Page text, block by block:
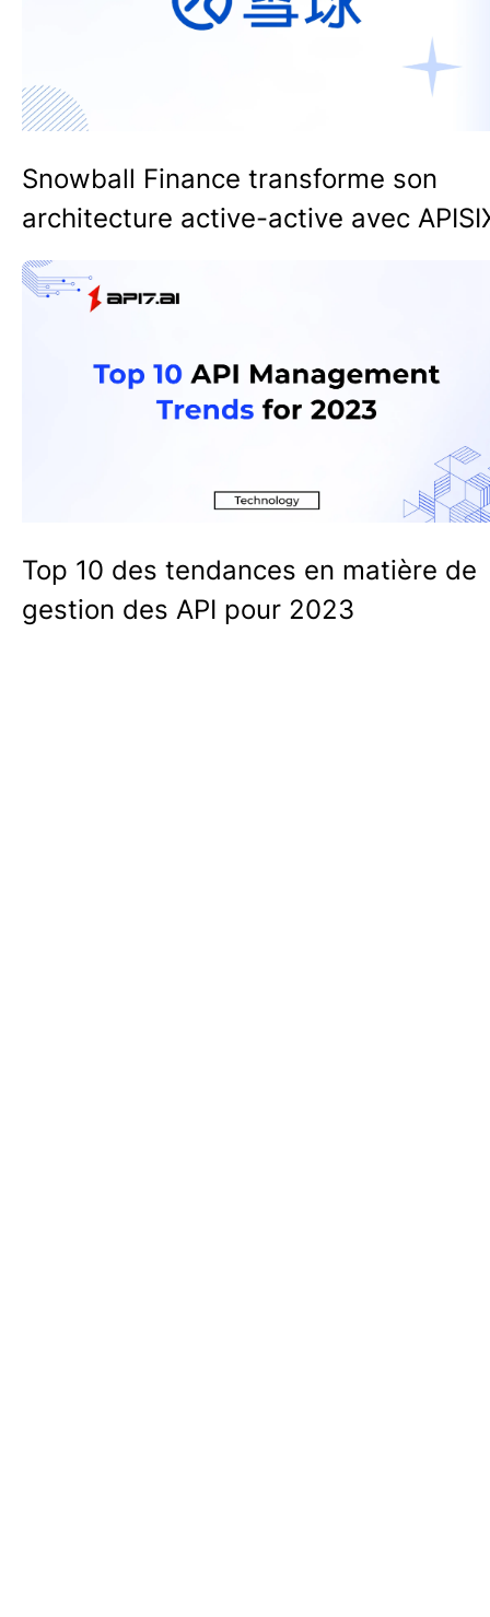
Snowball Finance transforme son
architecture active-active avec
Top 10 des tendances en matière de
gestion des API pour 2023